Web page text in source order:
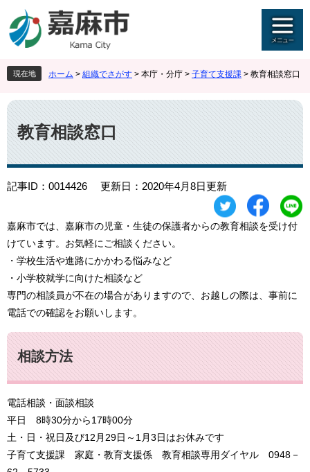
ジ
先
頭
す
。
ュ
を
飛
し
て
本
文
へ
現在地 ホーム > 組織でさがす > 本庁・分庁 > 子育て支援課 > 教育相談窓口
本
文
教育相談窓口
記事ID：0014426 更新日：2020年4月8日更新
嘉麻市では、嘉麻市の児童・生徒の保護者からの教育相談を受け付
けています。お気軽にご相談ください。
・学校生活や進路にかかわる悩みなど
・小学校就学に向けた相談など
専門の相談員が不在の場合がありますので、お越しの際は、事前に
電話での確認をお願いします。
相談方法
電話相談・面談相談
平日 8時30分から17時00分
土・日・祝日及び12月29日～1月3日はお休みです
子育て支援課 家庭・教育支援係 教育相談専用ダイヤル 0948－